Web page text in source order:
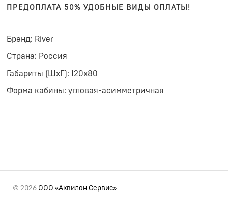
ПРЕДОПЛАТА 50% УДОБНЫЕ ВИДЫ ОПЛАТЫ!
Бренд: River
Страна: Россия
Габариты (ШхГ): 120x80
Форма кабины: угловая-асимметричная
© 2026 ООО «Аквилон Сервис»